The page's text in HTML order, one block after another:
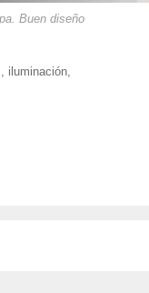
Buen diseño
iluminación